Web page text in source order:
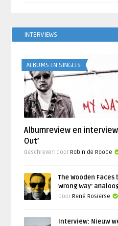
INTERVIEWS
ALBUMS EN SINGLES
Albumreview en
Out’
Geschreven door Robin de Roode
The Wooden
Wrong Way’
door René Rosierse
Interview: Nieuw